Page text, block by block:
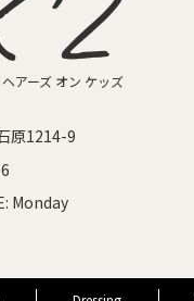
ヘアーズ オン ケッズ
原1214-9
Monday